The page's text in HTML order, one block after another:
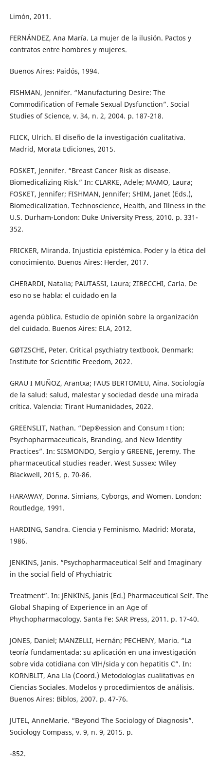
Limón, 2011.
FERNÁNDEZ, Ana María. La mujer de la ilusión. Pactos y
contratos entre hombres y mujeres.
Buenos Aires: Paidós, 1994.
FISHMAN, Jennifer. “Manufacturing Desire: The
Commodification of Female Sexual Dysfunction”. Social
Studies of Science, v. 34, n. 2, 2004. p. 187-218.
FLICK, Ulrich. El diseño de la investigación cualitativa.
Madrid, Morata Ediciones, 2015.
FOSKET, Jennifer. “Breast Cancer Risk as disease.
Biomedicalizing Risk.” In: CLARKE, Adele; MAMO, Laura;
FOSKET, Jennifer; FISHMAN, Jennifer; SHIM, Janet (Eds.),
Biomedicalization. Technoscience, Health, and Illness in the
U.S. Durham-London: Duke University Press, 2010. p. 331-
352.
FRICKER, Miranda. Injusticia epistémica. Poder y la ética del
conocimiento. Buenos Aires: Herder, 2017.
GHERARDI, Natalia; PAUTASSI, Laura; ZIBECCHI, Carla. De
eso no se habla: el cuidado en la
agenda pública. Estudio de opinión sobre la organización
del cuidado. Buenos Aires: ELA, 2012.
GØTZSCHE, Peter. Critical psychiatry textbook. Denmark:
Institute for Scientific Freedom, 2022.
GRAU I MUÑOZ, Arantxa; FAUS BERTOMEU, Aina. Sociología
de la salud: salud, malestar y sociedad desde una mirada
crítica. Valencia: Tirant Humanidades, 2022.
GREENSLIT, Nathan. “Dep®ession and Consum♀tion:
Psychopharmaceuticals, Branding, and New Identity
Practices”. In: SISMONDO, Sergio y GREENE, Jeremy. The
pharmaceutical studies reader. West Sussex: Wiley
Blackwell, 2015, p. 70-86.
HARAWAY, Donna. Simians, Cyborgs, and Women. London:
Routledge, 1991.
HARDING, Sandra. Ciencia y Feminismo. Madrid: Morata,
1986.
JENKINS, Janis. “Psychopharmaceutical Self and Imaginary
in the social field of Phychiatric
Treatment”. In: JENKINS, Janis (Ed.) Pharmaceutical Self. The
Global Shaping of Experience in an Age of
Phychopharmacology. Santa Fe: SAR Press, 2011. p. 17-40.
JONES, Daniel; MANZELLI, Hernán; PECHENY, Mario. “La
teoría fundamentada: su aplicación en una investigación
sobre vida cotidiana con VIH/sida y con hepatitis C”. In:
KORNBLIT, Ana Lía (Coord.) Metodologías cualitativas en
Ciencias Sociales. Modelos y procedimientos de análisis.
Buenos Aires: Biblos, 2007. p. 47-76.
JUTEL, AnneMarie. “Beyond The Sociology of Diagnosis”.
Sociology Compass, v. 9, n. 9, 2015. p.
-852.